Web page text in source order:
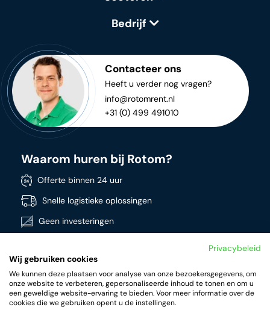
Bedrijf
Contacteer ons
Heeft u verder nog vragen?
info@rotomrent.nl
+31 (0) 499 491010
Waarom huren bij Rotom?
Offerte binnen 24 uur
Snelle logistieke oplossingen
Geen investeringen
Breed assortiment
Kwalitatieve producten
Privacybeleid
Wij gebruiken cookies
We kunnen deze plaatsen voor analyse van onze bezoekersgegevens, om
onze website te verbeteren, gepersonaliseerde inhoud te tonen en om u
een geweldige website-ervaring te bieden. Voor meer informatie over de
cookies die we gebruiken opent u de instellingen.